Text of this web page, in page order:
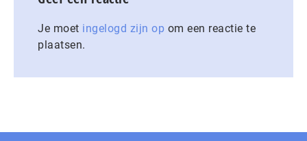
Je moet ingelogd zijn op om een reactie te
plaatsen.